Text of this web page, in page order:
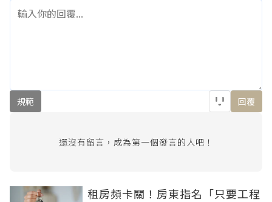
規範 回覆
還沒有留言，成為第一個發言的人吧！
租房頻卡關！房東指名「只要工程